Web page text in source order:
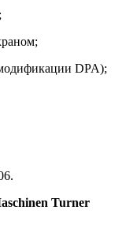
DPA);
Turner